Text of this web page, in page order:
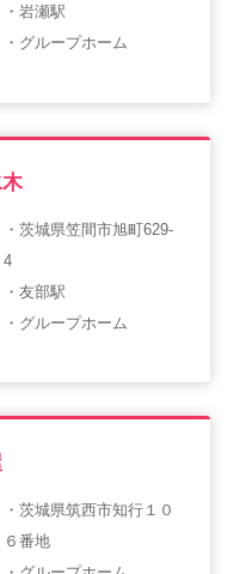
・岩瀬駅
・グループホーム
・茨城県笠間市旭町629-
4
・友部駅
・グループホーム
・茨城県筑西市知行１０
６番地